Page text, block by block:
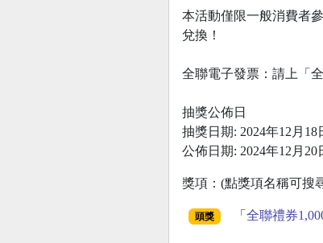
本活動僅限一般消費者
兌換！
全聯電子發票：請上「
抽獎公佈日
抽獎日期: 2024年12月18
公佈日期: 2024年12月20
獎項：(點獎項名稱可搜
頭獎 「 全聯禮券